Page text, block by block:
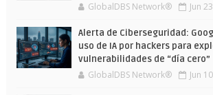
GlobalDBS Network® Jun
Alerta de Ciberseguridad:
uso de IA por hackers para
vulnerabilidades de “día cero”
GlobalDBS Network® Jun